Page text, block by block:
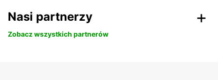
Nasi partnerzy
Zobacz wszystkich partnerów